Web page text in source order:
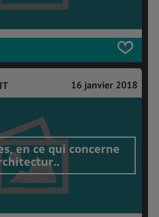
16 janvier 2018
en ce qui concerne